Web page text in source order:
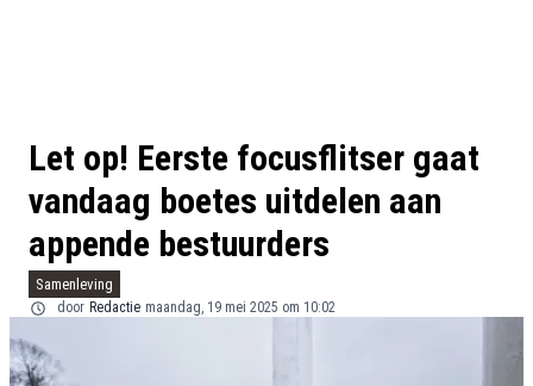
Let op! Eerste focusflitser gaat
vandaag boetes uitdelen aan
appende bestuurders
Samenleving
door Redactie maandag, 19 mei 2025 om 10:02